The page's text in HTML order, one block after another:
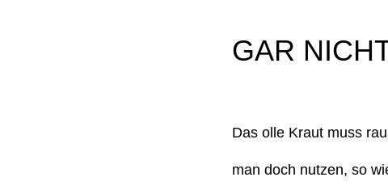
GAR
Das olle Kraut muss
man doch nutzen, so